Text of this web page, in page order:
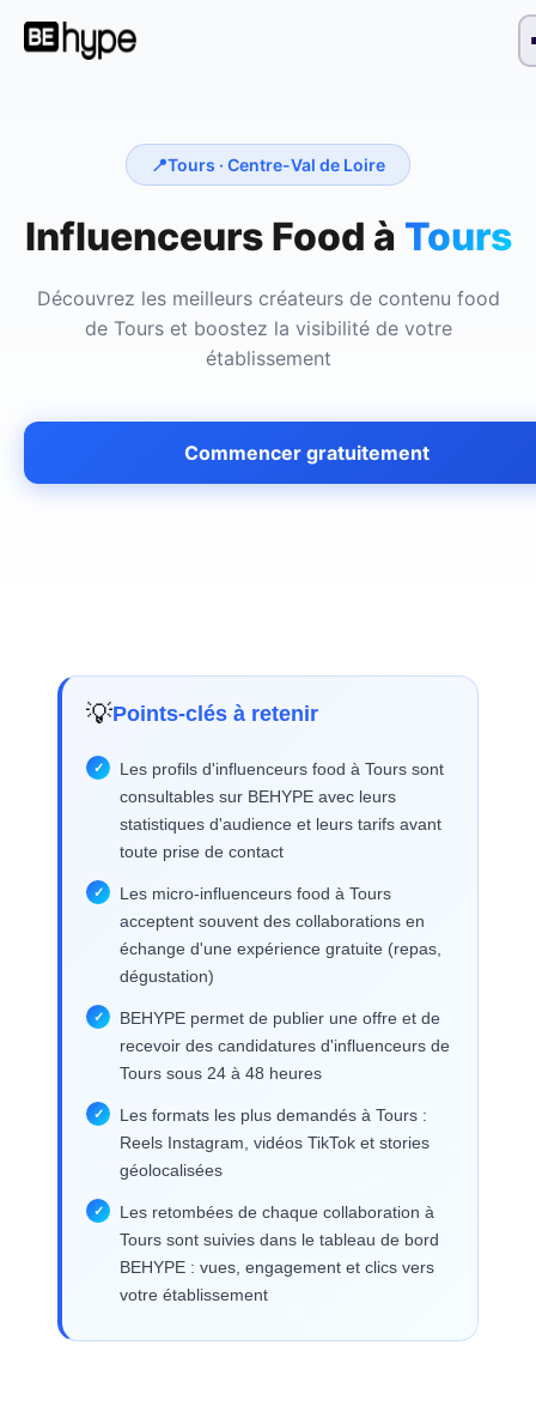
📍Tours · Centre-Val de Loire
Influenceurs Food à Tours
Découvrez les meilleurs créateurs de contenu food
de Tourset boostez la visibilité de votre
établissement
Commencer gratuitement
💡Points-clés à retenir
Les profils d'influenceurs food à Tours sont
consultables sur BEHYPE avec leurs
statistiques d'audience et leurs tarifs avant
toute prise de contact
Les micro-influenceurs food à Tours
acceptent souvent des collaborations en
échange d'une expérience gratuite (repas,
dégustation)
BEHYPE permet de publier une offre et de
recevoir des candidatures d'influenceurs de
Tours sous 24 à 48 heures
Les formats les plus demandés à Tours :
Reels Instagram, vidéos TikTok et stories
géolocalisées
Les retombées de chaque collaboration à
Tours sont suivies dans le tableau de bord
BEHYPE : vues, engagement et clics vers
votre établissement